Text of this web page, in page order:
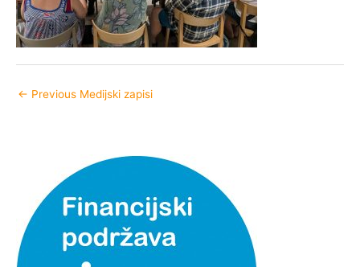
← Previous Medijski zapisi